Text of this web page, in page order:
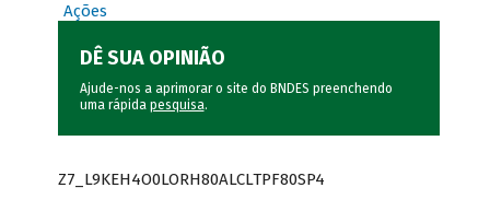
Ações
DÊ SUA OPINIÃO
Ajude-nos a aprimorar o site do BNDES preenchendo
uma rápida pesquisa.
Z7_L9KEH4O0LORH80ALCLTPF80SP4